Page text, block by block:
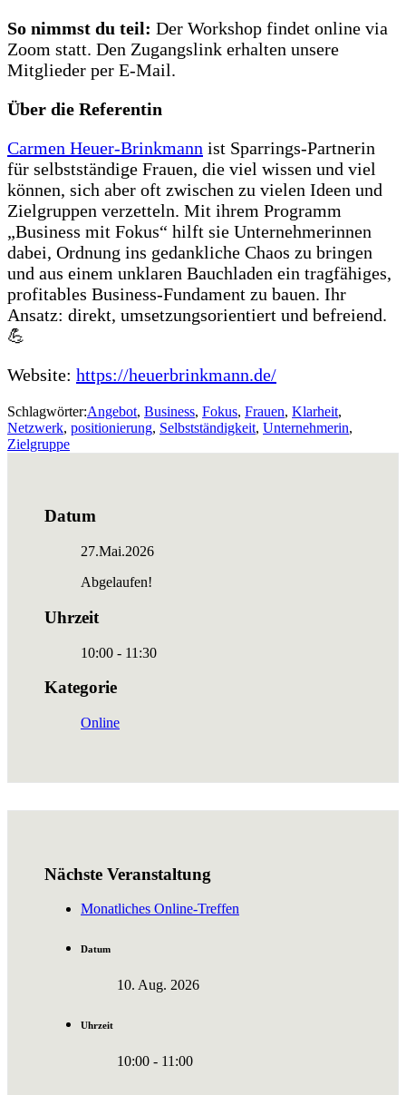
So nimmst du teil: Der Workshop findet online via
Zoom statt. Den Zugangslink erhalten unsere
Mitglieder per E-Mail.
Über die Referentin
Carmen Heuer-Brinkmann ist Sparrings-Partnerin
für selbstständige Frauen, die viel wissen und viel
können, sich aber oft zwischen zu vielen Ideen und
Zielgruppen verzetteln. Mit ihrem Programm
„Business mit Fokus“ hilft sie Unternehmerinnen
dabei, Ordnung ins gedankliche Chaos zu bringen
und aus einem unklaren Bauchladen ein tragfähiges,
profitables Business-Fundament zu bauen. Ihr
Ansatz: direkt, umsetzungsorientiert und befreiend.
💪
Website: https://heuerbrinkmann.de/
Schlagwörter:Angebot, Business, Fokus, Frauen, Klarheit,
Netzwerk, positionierung, Selbstständigkeit, Unternehmerin,
Zielgruppe
Datum
27.Mai.2026
Abgelaufen!
Uhrzeit
10:00 - 11:30
Kategorie
Online
Nächste Veranstaltung
Monatliches Online-Treffen
Datum
10. Aug. 2026
Uhrzeit
10:00 - 11:00